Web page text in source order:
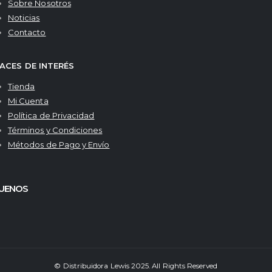
Sobre Nosotros
Noticias
Contacto
DE INTERÉS
Tienda
Mi Cuenta
Política de Privacidad
Términos y Condiciones
Métodos de Pago y Envío
© Distribuidora Lewis 2025. All Rights Reserved